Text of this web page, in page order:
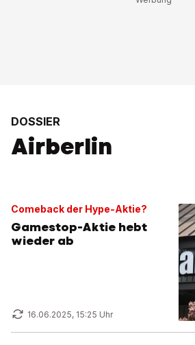
DOSSIER
Airberlin
Comeback der Hype-Aktie?
Gamestop-Aktie hebt
wieder ab
16.06.2025, 15:25 Uhr